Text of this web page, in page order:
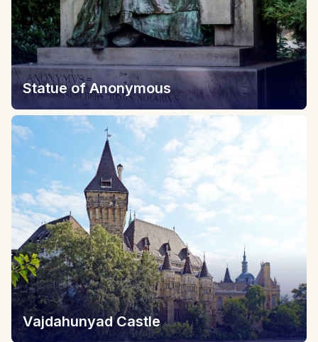
Statue of Anonymous
Vajdahunyad Castle